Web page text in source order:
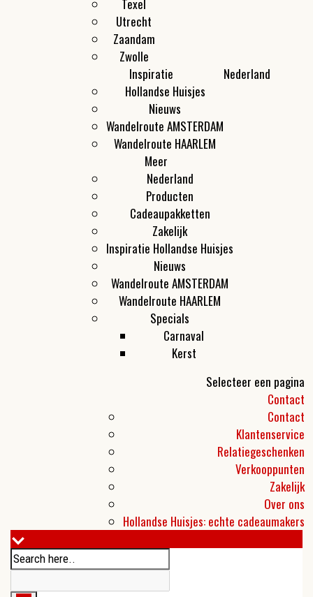
Texel
Utrecht
Zaandam
Zwolle
Inspiratie
Hollandse Huisjes
Nieuws
Wandelroute AMSTERDAM
Wandelroute HAARLEM
Nederland
Meer
Nederland
Producten
Cadeaupakketten
Zakelijk
Inspiratie Hollandse Huisjes
Nieuws
Wandelroute AMSTERDAM
Wandelroute HAARLEM
Specials
Carnaval
Kerst
Selecteer een pagina
Contact
Contact
Klantenservice
Relatiegeschenken
Verkooppunten
Zakelijk
Over ons
Hollandse Huisjes: echte cadeaumakers